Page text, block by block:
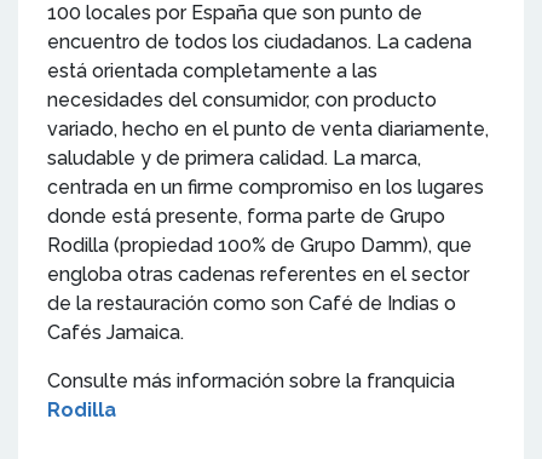
100 locales por España que son punto de
encuentro de todos los ciudadanos. La cadena
está orientada completamente a las
necesidades del consumidor, con producto
variado, hecho en el punto de venta diariamente,
saludable y de primera calidad. La marca,
centrada en un firme compromiso en los lugares
donde está presente, forma parte de Grupo
Rodilla (propiedad 100% de Grupo Damm), que
engloba otras cadenas referentes en el sector
de la restauración como son Café de Indias o
Cafés Jamaica.
Consulte más información sobre la franquicia
Rodilla